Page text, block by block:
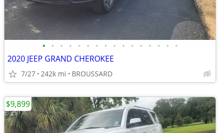
• • • • • • • • • • • • • • • •
2020 JEEP GRAND CHEROKEE
7/27 242k mi BROUSSARD
$9,899